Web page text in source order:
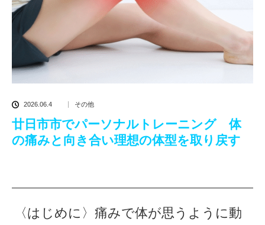
2026.06.4 その他
廿日市市でパーソナルトレーニング 体
の痛みと向き合い理想の体型を取り戻す
〈はじめに〉痛みで体が思うように動